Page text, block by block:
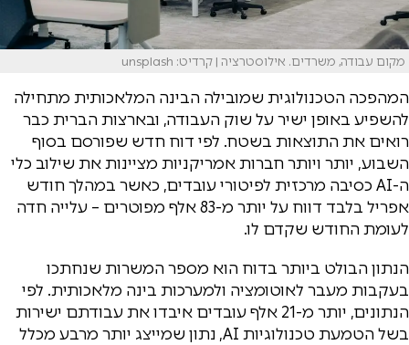
מקום עבודה, משרדים. אילוסטרציה | קרדיט: unsplash
המהפכה הטכנולוגית שמובילה הבינה המלאכותית מתחילה
להשפיע באופן ישיר על שוק העבודה, ובארצות הברית כבר
רואים את התוצאות בשטח. לפי דוח חדש שפורסם בסוף
השבוע, יותר ויותר חברות אמריקניות מציינות את שילוב כלי
ה-AI כסיבה מרכזית לפיטורי עובדים, כאשר במהלך חודש
אפריל בלבד דווח על יותר מ-83 אלף מפוטרים – עלייה חדה
לעומת החודש שקדם לו.
הנתון הבולט ביותר בדוח הוא מספר המשרות שנחתכו
בעקבות מעבר לאוטומציה ולמערכות בינה מלאכותית. לפי
הנתונים, יותר מ-21 אלף עובדים איבדו את עבודתם ישירות
בשל הטמעת טכנולוגיות AI, נתון שמייצג יותר מרבע מכלל